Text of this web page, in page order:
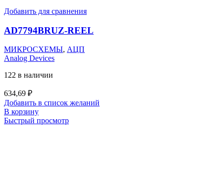
Добавить для сравнения
AD7794BRUZ-REEL
МИКРОСХЕМЫ, АЦП
Analog Devices
122 в наличии
634,69 ₽
Добавить в список желаний
В корзину
Быстрый просмотр